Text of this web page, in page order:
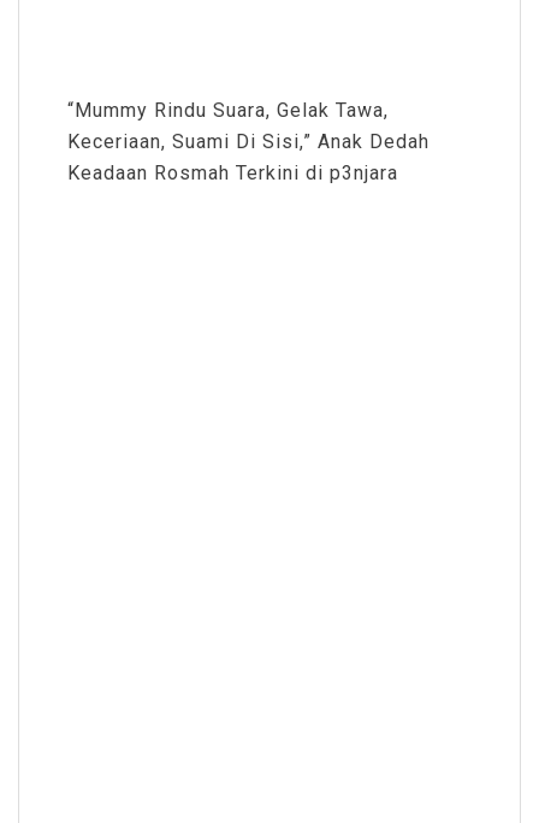
“Mummy Rindu Suara, Gelak Tawa,
Keceriaan, Suami Di Sisi,” Anak Dedah
Keadaan Rosmah Terkini di p3njara